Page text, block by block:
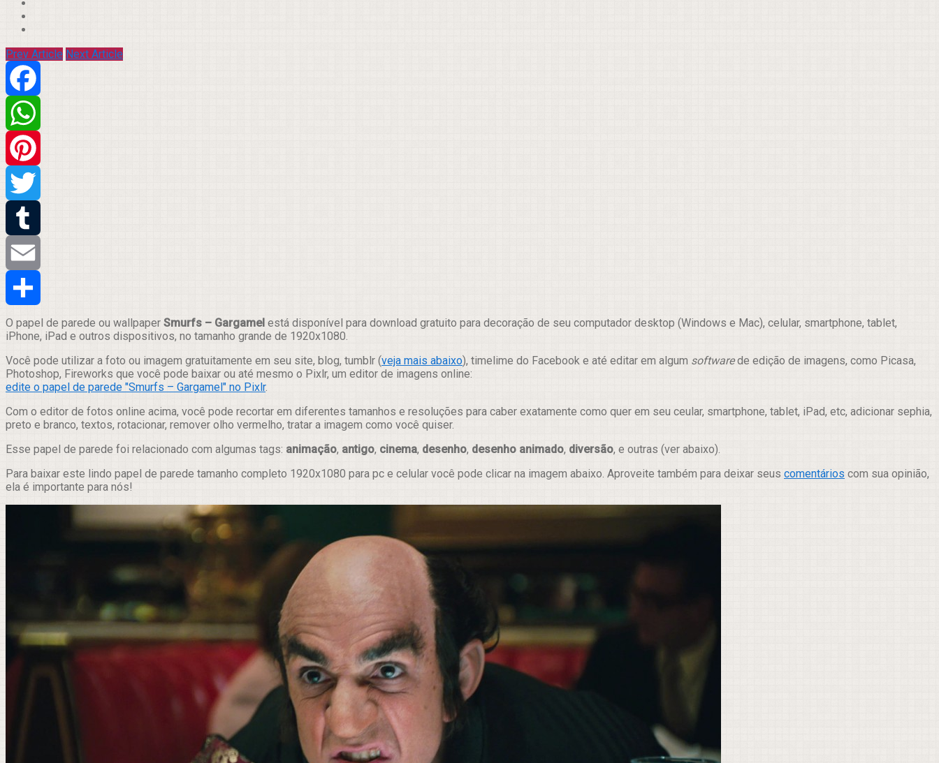
Prev Article Next Article
Facebook
WhatsApp
Pinterest
Twitter
Tumblr
Email
Compartilhar
O papel de parede ou wallpaper Smurfs – Gargamel está disponível para download gratuito para decoração de seu computador desktop (Windows e Mac), celular, smartphone, tablet,
iPhone, iPad e outros dispositivos, no tamanho grande de 1920x1080.
Você pode utilizar a foto ou imagem gratuitamente em seu site, blog, tumblr (veja mais abaixo), timelime do Facebook e até editar em algum softwarede edição de imagens, como Picasa,
Photoshop, Fireworks que você pode baixar ou até mesmo o Pixlr, um editor de imagens online:
edite o papel de parede "Smurfs – Gargamel" no Pixlr.
Com o editor de fotos online acima, você pode recortar em diferentes tamanhos e resoluções para caber exatamente como quer em seu ceular, smartphone, tablet, iPad, etc, adicionar sephia,
preto e branco, textos, rotacionar, remover olho vermelho, tratar a imagem como você quiser.
Esse papel de parede foi relacionado com algumas tags: animação, antigo, cinema, desenho, desenho animado, diversão, e outras (ver abaixo).
Para baixar este lindo papel de parede tamanho completo 1920x1080 para pc e celular você pode clicar na imagem abaixo. Aproveite também para deixar seus comentários com sua opinião,
ela é importante para nós!